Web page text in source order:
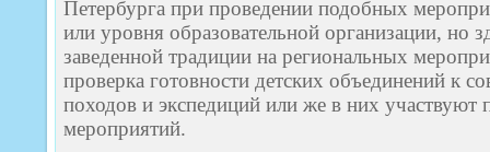
Петербурга при проведении подобных
или уровня образовательной организации, но
заведенной традиции на региональных
проверка готовности детских объединений к
походов и экспедиций или же в них участвуют
мероприятий.